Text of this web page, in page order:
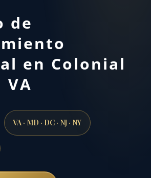
de
en Colonial
VA
VA · MD · DC · NJ · NY